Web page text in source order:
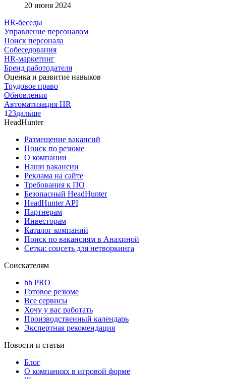
20 июня 2024
HR-беседы
Управление персоналом
Поиск персонала
Собеседования
HR-маркетинг
Бренд работодателя
Оценка и развитие навыков
Трудовое право
Обновления
Автоматизация HR
1 23дальше
HeadHunter
Размещение вакансий
Поиск по резюме
О компании
Наши вакансии
Реклама на сайте
Требования к ПО
Безопасный HeadHunter
HeadHunter API
Партнерам
Инвесторам
Каталог компаний
Поиск по вакансиям в Анахиной
Сетка: соцсеть для нетворкинга
Соискателям
hh PRO
Готовое резюме
Все сервисы
Хочу у вас работать
Производственный календарь
Экспертная рекомендация
Новости и статьи
Блог
О компаниях в игровой форме